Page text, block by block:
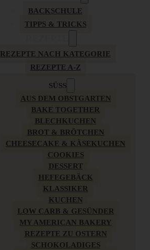
BACKSCHULE
TIPPS & TRICKS
REZEPTE NACH KATEGORIE
REZEPTE A-Z
SÜSS
AUS DEM OBSTGARTEN
BAKE TOGETHER
BLECHKUCHEN
BROT & BRÖTCHEN
CHEESECAKE & KÄSEKUCHEN
COOKIES
DESSERT
HEFEGEBÄCK
KLASSIKER
KUCHEN
LOW CARB & GESÜNDER
MY AMERICAN BAKERY
REZEPTE ZU OSTERN
SCHOKOLADIGES